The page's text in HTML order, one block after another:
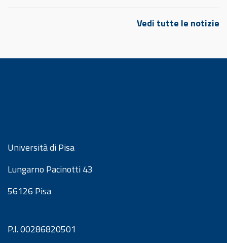
Vedi tutte le notizie
Università di Pisa
Lungarno Pacinotti 43
56126 Pisa
P.I. 00286820501